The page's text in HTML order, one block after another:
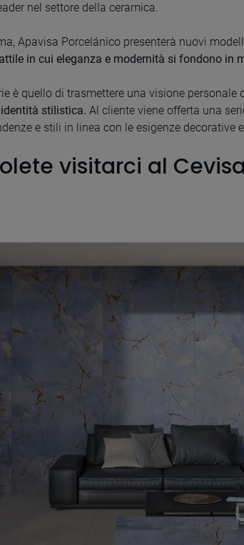
nel settore della ceramica.
Apavisa Porcelánico presenterà nuovi
in cui eleganza e modernità si fondono in
è quello di trasmettere una visione
stilistica. Al cliente viene offerta una
e stili in linea con le esigenze decorative
visitarci al